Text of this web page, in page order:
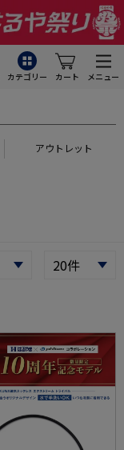
カテゴリー カート メニュー
アウトレット